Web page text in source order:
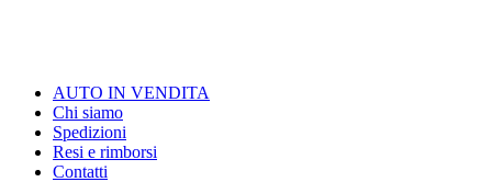
AUTO IN VENDITA
Chi siamo
Spedizioni
Resi e rimborsi
Contatti